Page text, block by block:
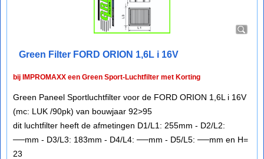
Green Filter FORD ORION 1,6L i 16V
bij IMPROMAXX een Green Sport-Luchtfilter met Korting
Green Paneel Sportluchtfilter voor de FORD ORION 1,6L i 16V
(mc: LUK /90pk) van bouwjaar 92>95
dit luchtfilter heeft de afmetingen D1/L1: 255mm - D2/L2:
──mm - D3/L3: 183mm - D4/L4: ──mm - D5/L5: ──mm en H=
23